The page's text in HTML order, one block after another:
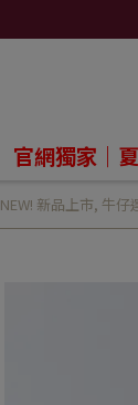
官網獨家｜
NEW! 新品上市, 牛仔